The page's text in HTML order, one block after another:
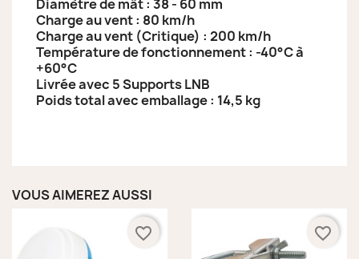
Diamètre de mât : 38 - 60 mm
Charge au vent : 80 km/h
Charge au vent (Critique) : 200 km/h
Température de fonctionnement : -40°C à
+60°C
Livrée avec 5 Supports LNB
Poids total avec emballage : 14,5 kg
VOUS AIMEREZ AUSSI
favorite_border favorite_border